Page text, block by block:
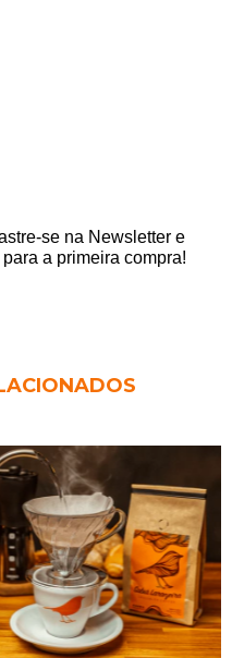
se na Newsletter e
a primeira compra!